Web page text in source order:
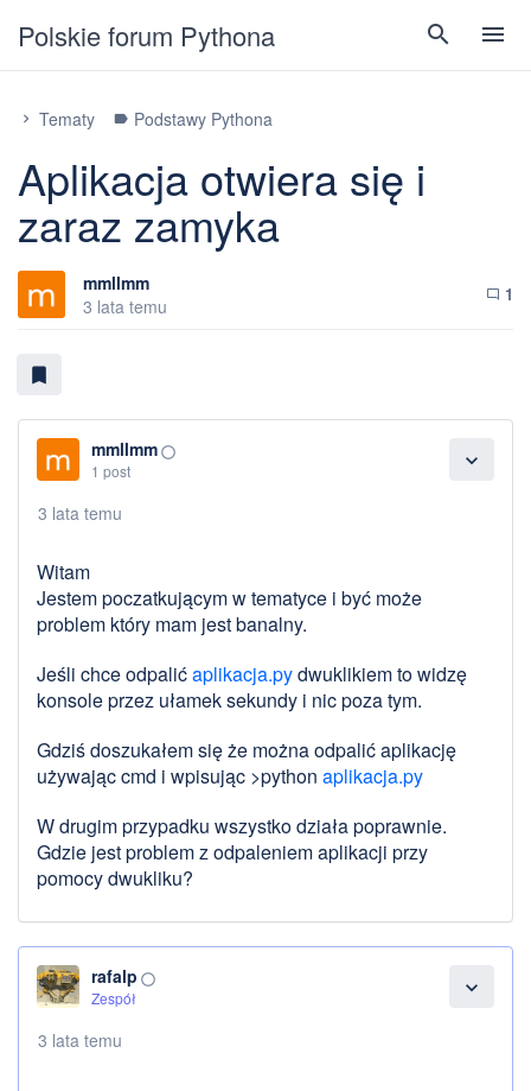
Polskie forum Pythona search menu
chevron_right Tematy label Podstawy Pythona
Aplikacja otwiera się i
zaraz zamyka
mmllmm
3 lata temu
chat_bubble_outline 1
bookmark
expand_more
mmllmm panorama_fish_eye
1 post
3 lata temu
Witam
Jestem poczatkującym w tematyce i być może
problem który mam jest banalny.
Jeśli chce odpalićaplikacja.pydwuklikiem to widzę
konsole przez ułamek sekundy i nic poza tym.
Gdziś doszukałem się że można odpalić aplikację
używając cmd i wpisując >python aplikacja.py
W drugim przypadku wszystko działa poprawnie.
Gdzie jest problem z odpaleniem aplikacji przy
pomocy dwukliku?
expand_more
rafalp panorama_fish_eye
Zespół
3 lata temu